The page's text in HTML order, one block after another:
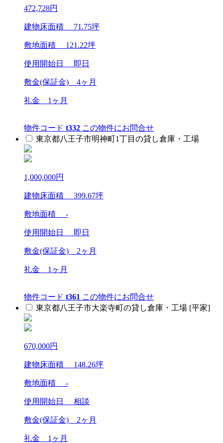
472,728円
建物床面積 71.75坪
敷地面積 121.22坪
使用開始日 即日
敷金(保証金) 4ヶ月
礼金 1ヶ月
物件コード t332 この物件にお問合せ
東京都八王子市明神町1丁目の貸し倉庫・工場
1,000,000円
建物床面積 399.67坪
敷地面積 -
使用開始日 即日
敷金(保証金) 2ヶ月
礼金 1ヶ月
物件コード t361 この物件にお問合せ
東京都八王子市大楽寺町の貸し倉庫・工場 [平家]
670,000円
建物床面積 148.26坪
敷地面積 -
使用開始日 相談
敷金(保証金) 2ヶ月
礼金 1ヶ月